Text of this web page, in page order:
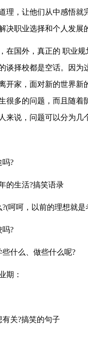
理，让他们从中感悟
决职业选择和个人发展
在国外，真正的 职业
谈择校都是空话。因为
开家，面对新的世界
很多的问题，而且随
来说，问题可以分为几
吗?
的生活?搞笑语录
呵呵，以前的理想就是
吗?
什么、做些什么呢?
期：
关?搞笑的句子